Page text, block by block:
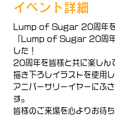
イベント詳細
Lump of Sugar 20周年
『Lump of Sugar 20周年
した！
20周年を皆様と共に楽しん
描き下ろしイラストを使用
アニバーサリーイヤーにふ
す。
皆様のご来場を心よりお待ち